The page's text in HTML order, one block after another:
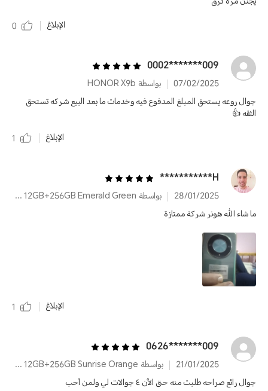
الإبلاغ
0
009*******0002
07/02/2025
بواسطة HONOR X9b
جوال روعه يستحق المبلغ المدفوع فيه وخدمات ما بعد البيع شركه تستحق
الثقه 👍
الإبلاغ
1
H***********
28/01/2025
بواسطة HONOR X9b 12GB+256GB Emerald Green
ما شاء الله هونر شركة ممتازة
الإبلاغ 1
009*******0626
21/01/2025
بواسطة HONOR X9b 12GB+256GB Sunrise Orange
جوال رائع صراحه طلبت منه حتى الآن ٤ جوالات لي ولمن أحب